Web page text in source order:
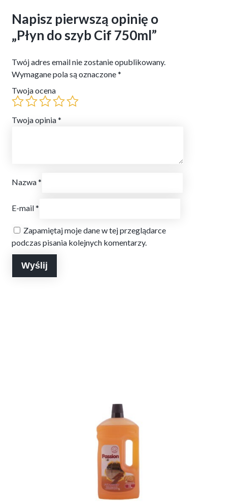
Napisz pierwszą opinię o
„Płyn do szyb Cif 750ml”
Twój adres email nie zostanie opublikowany.
Wymagane pola są oznaczone*
Twoja ocena
Twoja opinia*
Nazwa*
E-mail*
Zapamiętaj moje dane w tej przeglądarce
podczas pisania kolejnych komentarzy.